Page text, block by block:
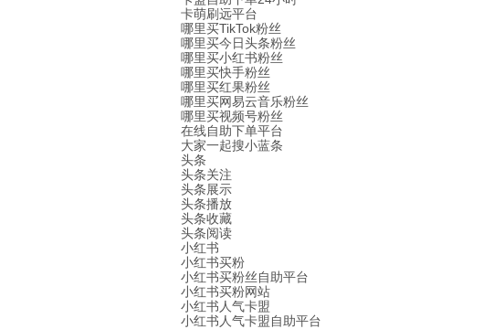
卡萌刷远平台
哪里买TikTok粉丝
哪里买今日头条粉丝
哪里买小红书粉丝
哪里买快手粉丝
哪里买红果粉丝
哪里买网易云音乐粉丝
哪里买视频号粉丝
在线自助下单平台
大家一起搜小蓝条
头条
头条关注
头条展示
头条播放
头条收藏
头条阅读
小红书
小红书买粉
小红书买粉丝自助平台
小红书买粉网站
小红书人气卡盟
小红书人气卡盟自助平台